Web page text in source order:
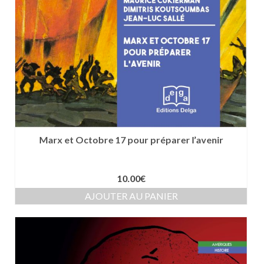
Marx et Octobre 17 pour préparer l’avenir
10.00€
AJOUTER AU PANIER